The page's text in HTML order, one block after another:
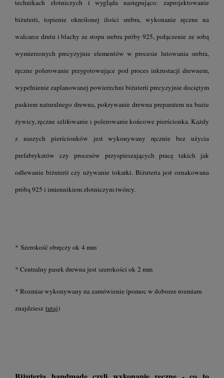
technikach złotniczych i wygląda następująco: zaprojektowanie
biżuterii, topienie określonej ilości srebra, wykonanie ręczne na
walcarce drutu i blachy ze stopu srebra próby 925, połączenie ze sobą
wymierzonych precyzyjnie elementów w procesie lutowania srebra,
ręczne polerowanie przygotowujące pod proces inkrustacji drewnem,
wypełnienie zaplanowanej powierzchni biżuterii precyzyjnie dociętym
paskiem naturalnego drewna, pokrywanie drewna preparatem na bazie
żywicy, ręczne szlifowanie i polerowanie końcowe pierścionka. Każdy
z naszych pierścionków jest wykonywany ręcznie bez użycia
prefabrykatów czy procesów przyspieszających pracę takich jak
odlewanie biżuterii czy używanie tokarki. Biżuteria jest oznakowana
próbą 925 i imiennikiem złotniczym twórcy.
* Szerokość obręczy ok 4 mm
* Centralny pasek drewna jest szerokości ok 2 mm
* Rozmiar wykonywany na zamówienie (pomoc w doborze rozmiaru
znajdziesz tutaj)